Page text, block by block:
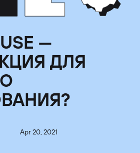
—
ДЛЯ
Apr 20, 2021